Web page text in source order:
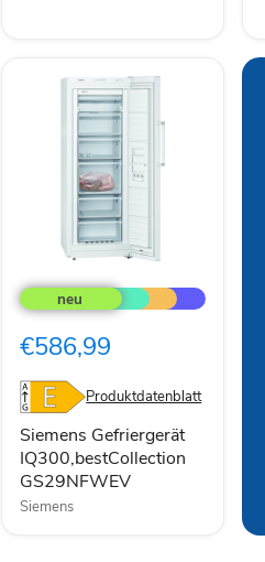
Gefriergerät
IQ300,bestCollection
€586,99
Produktdatenblatt
Siemens Gefriergerät
IQ300,bestCollection
GS29NFWEV
Siemens